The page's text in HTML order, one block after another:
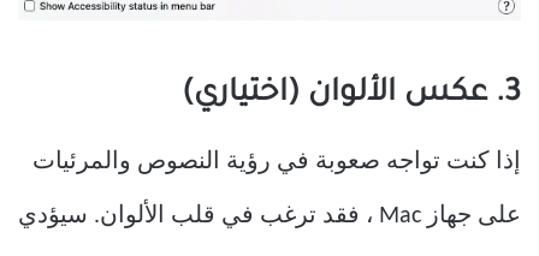
3. عكس الألوان (اختياري)
إذا كنت تواجه صعوبة في رؤية النصوص والمرئيات
على جهاز Mac ، فقد ترغب في قلب الألوان. سيؤدي